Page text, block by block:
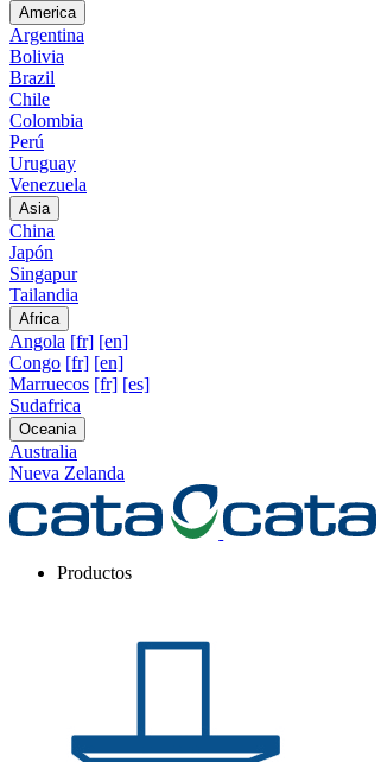
America
Argentina
Bolivia
Brazil
Chile
Colombia
Perú
Uruguay
Venezuela
Asia
China
Japón
Singapur
Tailandia
Africa
Angola [fr] [en]
Congo [fr] [en]
Marruecos [fr] [es]
Sudafrica
Oceania
Australia
Nueva Zelanda
Productos